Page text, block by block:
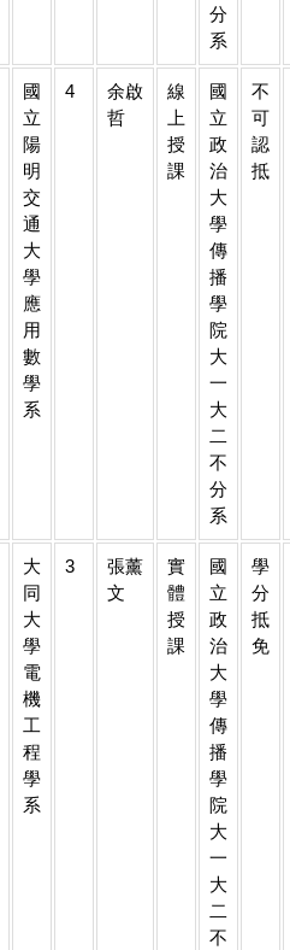
分
系
國
立
陽
明
交
通
大
學
應
用
數
學
系
4
余啟
哲
線
上
授
課
國
立
政
治
大
學
傳
播
學
院
大
一
大
二
不
分
系
不
可
認
抵
大
同
大
學
電
機
工
程
學
系
3
張薰
文
實
體
授
課
國
立
政
治
大
學
傳
播
學
院
大
一
大
二
不
學
分
抵
免